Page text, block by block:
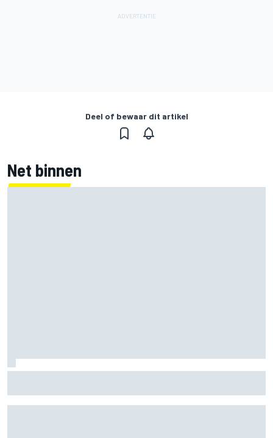
Deel of bewaar dit artikel
Net binnen